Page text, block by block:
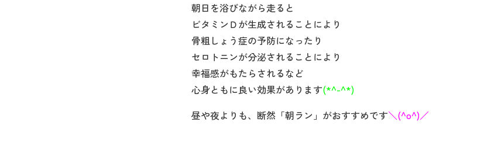
朝日を浴びながら走ると
ビタミンＤが生成されることにより
骨粗しょう症の予防になったり
セロトニンが分泌されることにより
幸福感がもたらされるなど
心身ともに良い効果があります(*^-^*)
昼や夜よりも、断然「朝ラン」がおすすめです＼(^o^)／